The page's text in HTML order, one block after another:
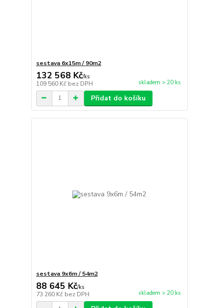
sestava 6x15m / 90m2
132 568 Kč/ks
109 560 Kč bez DPH skladem > 20 ks
Přidat do košíku
sestava 9x6m / 54m2
88 645 Kč/ks
73 260 Kč bez DPH skladem > 20 ks